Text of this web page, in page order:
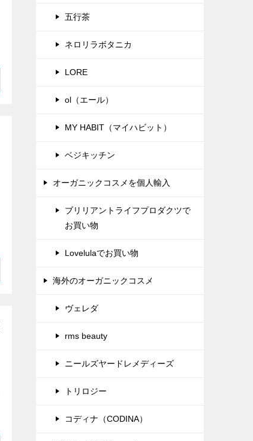
五行茶
ネロリラボタニカ
LORE
ol（エール）
MY HABIT（マイハビット）
ベジキッチン
オーガニックコスメを個人輸入
ブリリアントライフプロダクツで
お買い物
Lovelulaでお買い物
海外のオーガニックコスメ
ヴェレダ
rms beauty
ニールズヤードレメディーズ
トリロジー
コディナ（CODINA）